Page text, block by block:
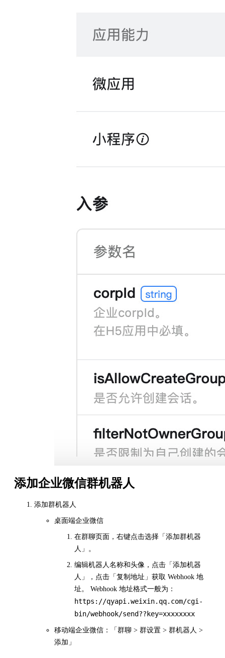
添加企业微信群机器人
添加群机器人
桌面端企业微信
在群聊页面，右键点击选择「添加群机器
人」。
编辑机器人名称和头像，点击「添加机器
人」，点击「复制地址」获取 Webhook 地
址。 Webhook 地址格式一般为：
https://qyapi.weixin.qq.com/cgi-
bin/webhook/send??key=xxxxxxxx
移动端企业微信：「群聊 > 群设置 > 群机器人 >
添加」